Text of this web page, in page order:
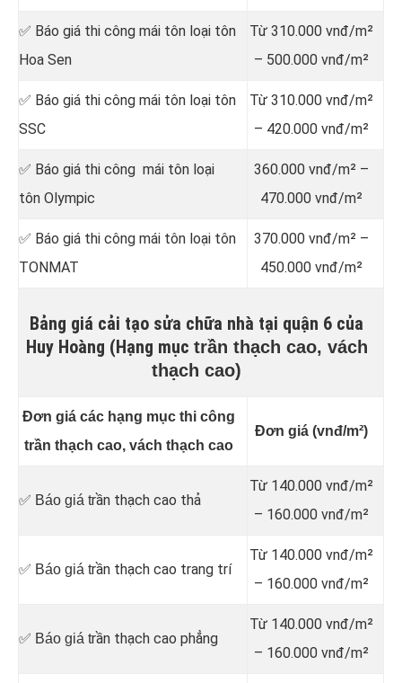
✅ Báo giá thi công mái tôn loại tôn
Hoa Sen
Từ 310.000 vnđ/m²
– 500.000 vnđ/m²
✅ Báo giá thi công mái tôn loại tôn
SSC
Từ 310.000 vnđ/m²
– 420.000 vnđ/m²
✅ Báo giá thi công mái tôn loại
tôn Olympic
360.000 vnđ/m² –
470.000 vnđ/m²
✅ Báo giá thi công mái tôn loại tôn
TONMAT
370.000 vnđ/m² –
450.000 vnđ/m²
Bảng giá cải tạo sửa chữa nhà tại quận 6 của
Huy Hoàng (Hạng mục trần thạch cao, vách
thạch cao)
Đơn giá các hạng mục thi công
trần thạch cao, vách thạch cao
Đơn giá (vnđ/m²)
✅ Báo giá trần thạch cao thả
Từ 140.000 vnđ/m²
– 160.000 vnđ/m²
✅ Báo giá trần thạch cao trang trí
Từ 140.000 vnđ/m²
– 160.000 vnđ/m²
✅ Báo giá trần thạch cao phẳng
Từ 140.000 vnđ/m²
– 160.000 vnđ/m²